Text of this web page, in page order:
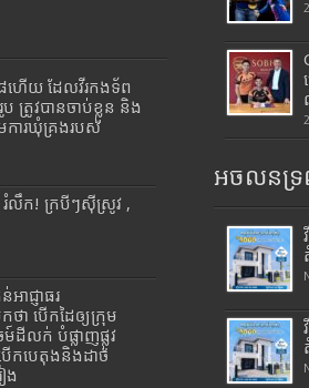
៥៨ហើយ ដែលវីរកងទ័ព
ត្រូវបានចាប់ខ្លួន និង
ការឃុំគ្រងរបស់
រំលឹក! ក្របីៗស៊ីស្រូវ ,
អាជ្ញាធរ
ថា បើកដៃឲ្យក្រុម
ម៍ដីលក់ បំផ្លាញផ្លូវ
កបេតុងនិងដាច់
ង
អចលនទ្រ